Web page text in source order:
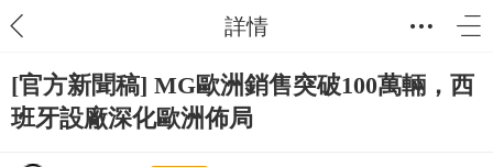
詳情
[官方新聞稿] MG歐洲銷售突破100萬輛，西
班牙設廠深化歐洲佈局